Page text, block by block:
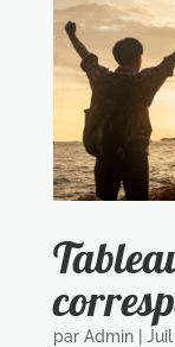
par Admin| Juil